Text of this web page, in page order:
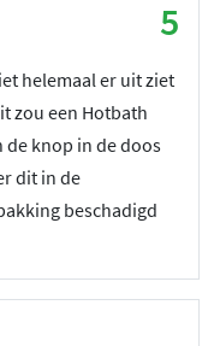
5
helemaal er uit ziet
zou een Hotbath
knop in de doos
dit in de
beschadigd